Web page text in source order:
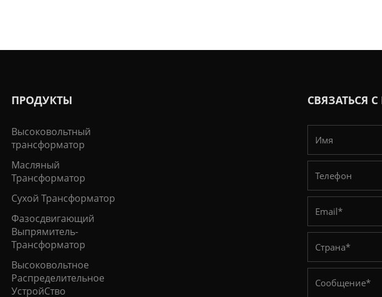
ПРОДУКТЫ
Высоковольтный
трансформатор
Масляный
Трансформатор
Сухой Трансформатор
Фазосдвигающий
Выпрямитель-
Трансформатор
Высоковольтное
Распределительное
УстройСтво
СВЯЗАТЬСЯ